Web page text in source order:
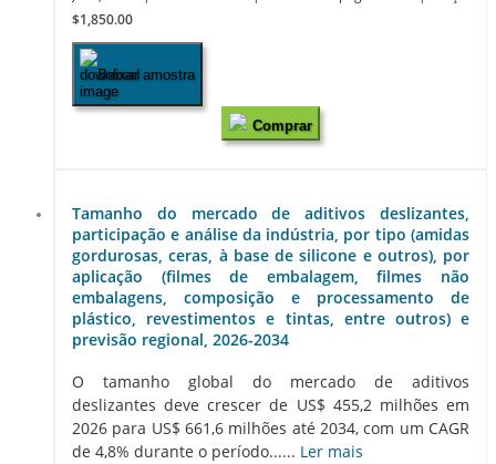
$1,850.00
Baixar amostra
Comprar
Tamanho do mercado de aditivos deslizantes,
participação e análise da indústria, por tipo (amidas
gordurosas, ceras, à base de silicone e outros), por
aplicação (filmes de embalagem, filmes não
embalagens, composição e processamento de
plástico, revestimentos e tintas, entre outros) e
previsão regional, 2026-2034
O tamanho global do mercado de aditivos
deslizantes deve crescer de US$ 455,2 milhões em
2026 para US$ 661,6 milhões até 2034, com um CAGR
de 4,8% durante o período...... Ler mais